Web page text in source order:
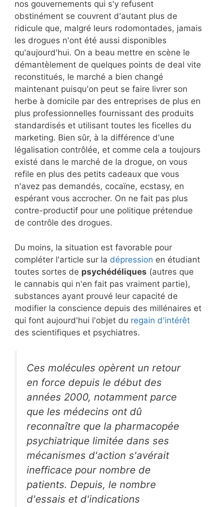
nos gouvernements qui s'y refusent
obstinément se couvrent d'autant plus de
ridicule que, malgré leurs rodomontades, jamais
les drogues n'ont été aussi disponibles
qu'aujourd'hui. On a beau mettre en scène le
démantèlement de quelques points de deal vite
reconstitués, le marché a bien changé
maintenant puisqu'on peut se faire livrer son
herbe à domicile par des entreprises de plus en
plus professionnelles fournissant des produits
standardisés et utilisant toutes les ficelles du
marketing. Bien sûr, à la différence d'une
légalisation contrôlée, et comme cela a toujours
existé dans le marché de la drogue, on vous
refile en plus des petits cadeaux que vous
n'avez pas demandés, cocaïne, ecstasy, en
espérant vous accrocher. On ne fait pas plus
contre-productif pour une politique prétendue
de contrôle des drogues.
Du moins, la situation est favorable pour
compléter l'article sur la dépression en étudiant
toutes sortes de psychédéliques (autres que
le cannabis qui n'en fait pas vraiment partie),
substances ayant prouvé leur capacité de
modifier la conscience depuis des millénaires et
qui font aujourd'hui l'objet du regain d'intérêt
des scientifiques et psychiatres.
Ces molécules opèrent un retour
en force depuis le début des
années 2000, notamment parce
que les médecins ont dû
reconnaître que la pharmacopée
psychiatrique limitée dans ses
mécanismes d'action s'avérait
inefficace pour nombre de
patients. Depuis, le nombre
d'essais et d'indications